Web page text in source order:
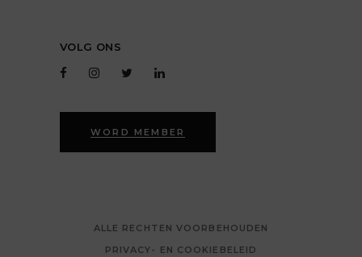
VOLG ONS
WORD MEMBER
ALLE RECHTEN VOORBEHOUDEN
PRIVACY- EN COOKIEBELEID